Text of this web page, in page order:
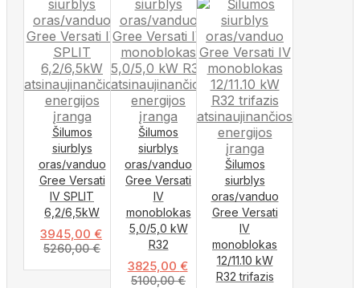
Šilumos
siurblys
oras/vanduo
Gree Versati
IV SPLIT
6,2/6,5kW
3945,00 €
5260,00€
Šilumos
siurblys
oras/vanduo
Gree Versati
IV
monoblokas
5,0/5,0 kW
R32
3825,00 €
5100,00€
Šilumos
siurblys
oras/vanduo
Gree Versati
IV
monoblokas
12/11.10 kW
R32 trifazis